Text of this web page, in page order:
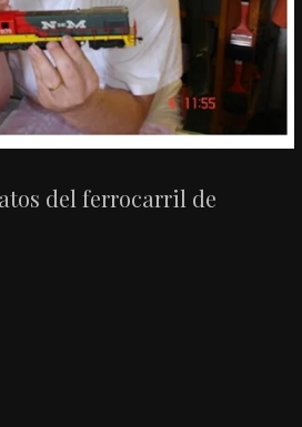
del ferrocarril de